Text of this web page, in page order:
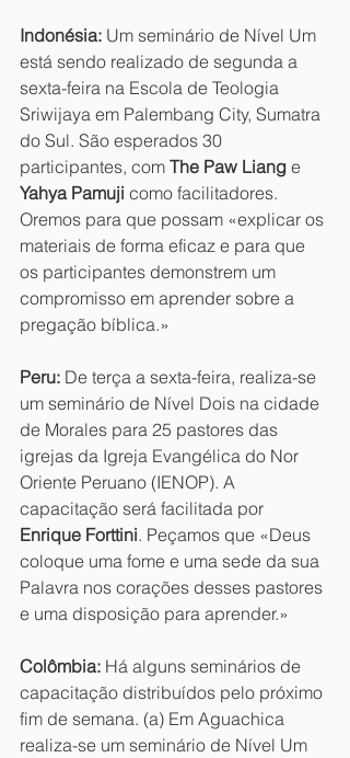
Indonésia: Um seminário de Nível Um
está sendo realizado de segunda a
sexta-feira na Escola de Teologia
Sriwijaya em Palembang City, Sumatra
do Sul. São esperados 30
participantes, com The Paw Liang e
Yahya Pamuji como facilitadores.
Oremos para que possam «explicar os
materiais de forma eficaz e para que
os participantes demonstrem um
compromisso em aprender sobre a
pregação bíblica.»
Peru: De terça a sexta-feira, realiza-se
um seminário de Nível Dois na cidade
de Morales para 25 pastores das
igrejas da Igreja Evangélica do Nor
Oriente Peruano (IENOP). A
capacitação será facilitada por
Enrique Forttini. Peçamos que «Deus
coloque uma fome e uma sede da sua
Palavra nos corações desses pastores
e uma disposição para aprender.»
Colômbia: Há alguns seminários de
capacitação distribuídos pelo próximo
fim de semana. (a) Em Aguachica
realiza-se um seminário de Nível Um